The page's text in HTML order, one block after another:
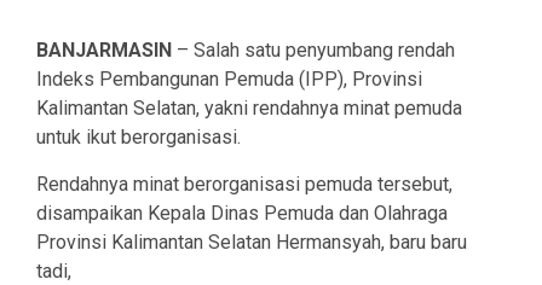
BANJARMASIN – Salah satu penyumbang rendah
Indeks Pembangunan Pemuda (IPP), Provinsi
Kalimantan Selatan, yakni rendahnya minat pemuda
untuk ikut berorganisasi.
Rendahnya minat berorganisasi pemuda tersebut,
disampaikan Kepala Dinas Pemuda dan Olahraga
Provinsi Kalimantan Selatan Hermansyah, baru baru
tadi,